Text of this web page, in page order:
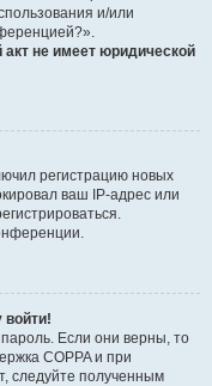
и/или
не имеет юридической
регистрацию новых
ваш IP-адрес или
войти!
Если они верны, то
COPPA и при
следуйте полученным